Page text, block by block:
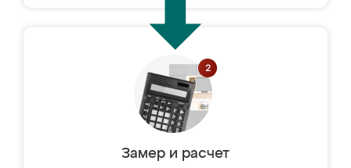
Замер и расчет